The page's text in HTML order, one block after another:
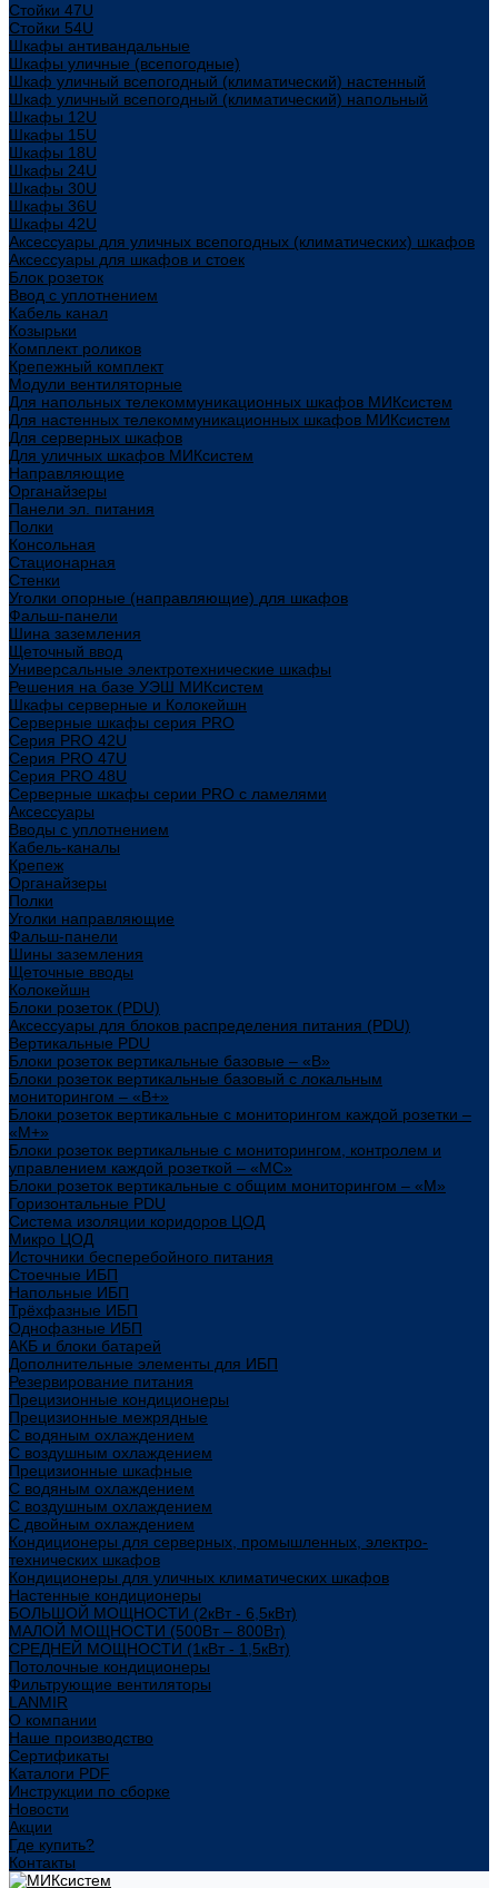
Стойки 47U
Стойки 54U
Шкафы антивандальные
Шкафы уличные (всепогодные)
Шкаф уличный всепогодный (климатический) настенный
Шкаф уличный всепогодный (климатический) напольный
Шкафы 12U
Шкафы 15U
Шкафы 18U
Шкафы 24U
Шкафы 30U
Шкафы 36U
Шкафы 42U
Аксессуары для уличных всепогодных (климатических) шкафов
Аксессуары для шкафов и стоек
Блок розеток
Ввод с уплотнением
Кабель канал
Козырьки
Комплект роликов
Крепежный комплект
Модули вентиляторные
Для напольных телекоммуникационных шкафов МИКсистем
Для настенных телекоммуникационных шкафов МИКсистем
Для серверных шкафов
Для уличных шкафов МИКсистем
Направляющие
Органайзеры
Панели эл. питания
Полки
Консольная
Стационарная
Стенки
Уголки опорные (направляющие) для шкафов
Фальш-панели
Шина заземления
Щеточный ввод
Универсальные электротехнические шкафы
Решения на базе УЭШ МИКсистем
Шкафы серверные и Колокейшн
Серверные шкафы серия PRO
Серия PRO 42U
Серия PRO 47U
Серия PRO 48U
Серверные шкафы серии PRO с ламелями
Аксессуары
Вводы с уплотнением
Кабель-каналы
Крепеж
Органайзеры
Полки
Уголки направляющие
Фальш-панели
Шины заземления
Щеточные вводы
Колокейшн
Блоки розеток (PDU)
Аксессуары для блоков распределения питания (PDU)
Вертикальные PDU
Блоки розеток вертикальные базовые – «В»
Блоки розеток вертикальные базовый с локальным
мониторингом – «В+»
Блоки розеток вертикальные с мониторингом каждой розетки –
«М+»
Блоки розеток вертикальные с мониторингом, контролем и
управлением каждой розеткой – «МС»
Блоки розеток вертикальные с общим мониторингом – «М»
Горизонтальные PDU
Система изоляции коридоров ЦОД
Микро ЦОД
Источники бесперебойного питания
Стоечные ИБП
Напольные ИБП
Трёхфазные ИБП
Однофазные ИБП
АКБ и блоки батарей
Дополнительные элементы для ИБП
Резервирование питания
Прецизионные кондиционеры
Прецизионные межрядные
С водяным охлаждением
С воздушным охлаждением
Прецизионные шкафные
С водяным охлаждением
С воздушным охлаждением
С двойным охлаждением
Кондиционеры для серверных, промышленных, электро-
технических шкафов
Кондиционеры для уличных климатических шкафов
Настенные кондиционеры
БОЛЬШОЙ МОЩНОСТИ (2кВт - 6,5кВт)
МАЛОЙ МОЩНОСТИ (500Вт – 800Вт)
СРЕДНЕЙ МОЩНОСТИ (1кВт - 1,5кВт)
Потолочные кондиционеры
Фильтрующие вентиляторы
LANMIR
О компании
Наше производство
Сертификаты
Каталоги PDF
Инструкции по сборке
Новости
Акции
Где купить?
Контакты